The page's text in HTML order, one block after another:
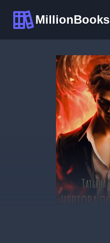
содержимому
MillionBooks